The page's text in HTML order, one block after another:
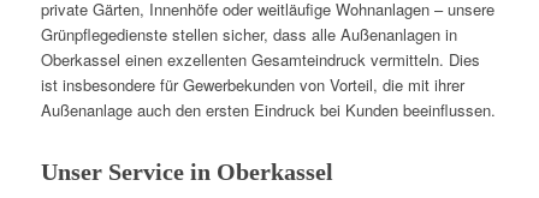
private Gärten, Innenhöfe oder weitläufige Wohnanlagen – unsere
Grünpflegedienste stellen sicher, dass alle Außenanlagen in
Oberkassel einen exzellenten Gesamteindruck vermitteln. Dies
ist insbesondere für Gewerbekunden von Vorteil, die mit ihrer
Außenanlage auch den ersten Eindruck bei Kunden beeinflussen.
Unser Service in Oberkassel